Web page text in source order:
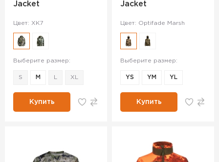
Jacket
Цвет: XK7
Выберите размер:
S M XL
Купить
Jacket
Цвет: Optifade Marsh
Выберите размер:
YS YM YL
Купить